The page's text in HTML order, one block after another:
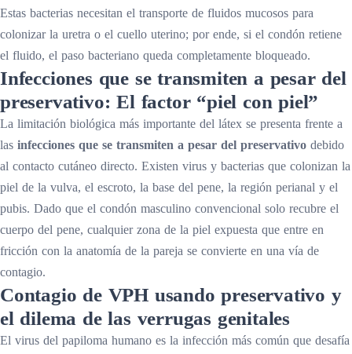
Estas bacterias necesitan el transporte de fluidos mucosos para
colonizar la uretra o el cuello uterino; por ende, si el condón retiene
el fluido, el paso bacteriano queda completamente bloqueado.
Infecciones que se transmiten a pesar del
preservativo: El factor “piel con piel”
La limitación biológica más importante del látex se presenta frente a
las infecciones que se transmiten a pesar del preservativo debido
al contacto cutáneo directo. Existen virus y bacterias que colonizan la
piel de la vulva, el escroto, la base del pene, la región perianal y el
pubis. Dado que el condón masculino convencional solo recubre el
cuerpo del pene, cualquier zona de la piel expuesta que entre en
fricción con la anatomía de la pareja se convierte en una vía de
contagio.
Contagio de VPH usando preservativo y
el dilema de las verrugas genitales
El virus del papiloma humano es la infección más común que desafía